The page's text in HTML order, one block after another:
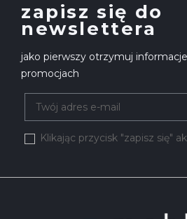
zapisz się do
newslettera
jako pierwszy otrzymuj
promocjach
Klikając przycisk "zapisz się"